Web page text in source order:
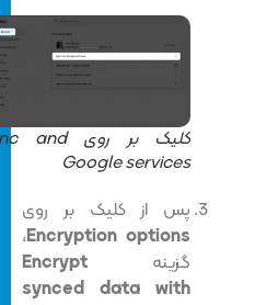
کلیک بر روی Sync and
Google services
پس از کلیک بر روی
Encryption options،
گزینه
Encrypt
synced data with